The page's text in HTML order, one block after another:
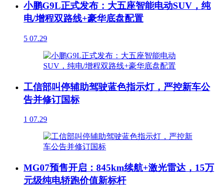
小鹏G9L正式发布：大五座智能电动SUV，纯
电/增程双路线+豪华底盘配置
5 07.29
工信部叫停辅助驾驶蓝色指示灯，严控新车公
告并修订国标
1 07.29
MG07预售开启：845km续航+激光雷达，15万
元级纯电轿跑价值新标杆